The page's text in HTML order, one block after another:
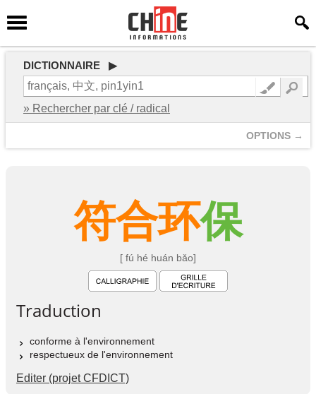
DICTIONNAIRE ▶
» Rechercher par clé / radical
OPTIONS →
符合环保
[ fú hé huán bǎo]
Traduction
conforme à l'environnement
respectueux de l'environnement
Editer (projet CFDICT)